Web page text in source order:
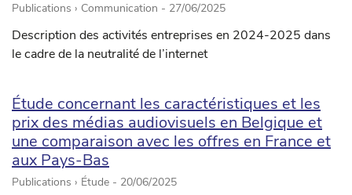
Publications › Communication - 27/06/2025
Description des activités entreprises en 2024-2025 dans
le cadre de la neutralité de l’internet
Étude concernant les caractéristiques et les
prix des médias audiovisuels en Belgique et
une comparaison avec les offres en France et
aux Pays-Bas
Publications › Étude - 20/06/2025